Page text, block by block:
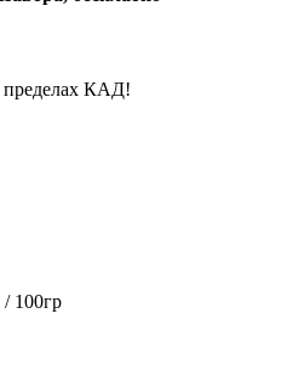
пределах КАД!
/ 100гр